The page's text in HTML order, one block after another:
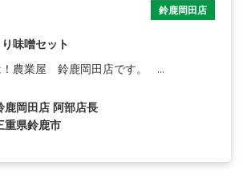
鈴鹿岡田店
味噌セット
！農業屋 鈴鹿岡田店です。 ...
鹿岡田店 阿部店長
重県鈴鹿市